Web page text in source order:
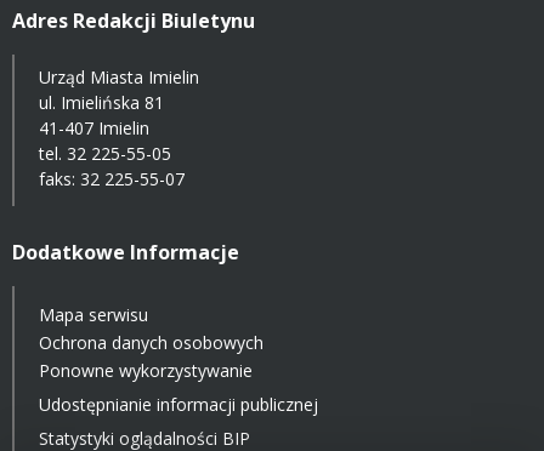
Adres Redakcji Biuletynu
Urząd Miasta Imielin
ul. Imielińska 81
41-407 Imielin
tel. 32 225-55-05
faks: 32 225-55-07
Dodatkowe Informacje
Mapa serwisu
Ochrona danych osobowych
Ponowne wykorzystywanie
Udostępnianie informacji publicznej
Statystyki oglądalności BIP